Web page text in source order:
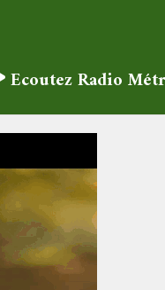
Ecoutez Radio